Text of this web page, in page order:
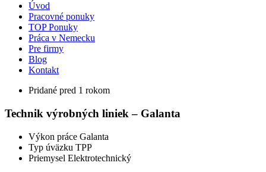
Úvod
Pracovné ponuky
TOP Ponuky
Práca v Nemecku
Pre firmy
Blog
Kontakt
Pridané pred 1 rokom
Technik výrobných liniek – Galanta
Výkon práce Galanta
Typ úväzku TPP
Priemysel Elektrotechnický